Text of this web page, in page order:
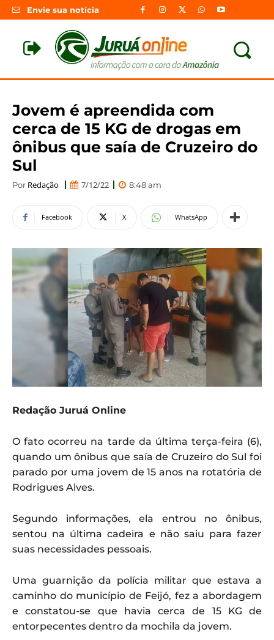
Envie sua notícia
Jovem é apreendida com
cerca de 15 KG de drogas em
ônibus que saía de Cruzeiro do
Sul
Por Redação 7/12/22 8:48 am
Facebook X WhatsApp
Redação Juruá Online
O fato ocorreu na tarde da última terça-feira (6),
quando um ônibus que saía de Cruzeiro do Sul foi
parado por uma jovem de 15 anos na rotatória de
Rodrigues Alves.
Segundo informações, ela entrou no ônibus,
sentou na última cadeira e não saiu para fazer
suas necessidades pessoais.
Uma guarnição da polícia militar que estava a
caminho do município de Feijó, fez a abordagem
e constatou-se que havia cerca de 15 KG de
entorpecentes dentro da mochila da jovem.